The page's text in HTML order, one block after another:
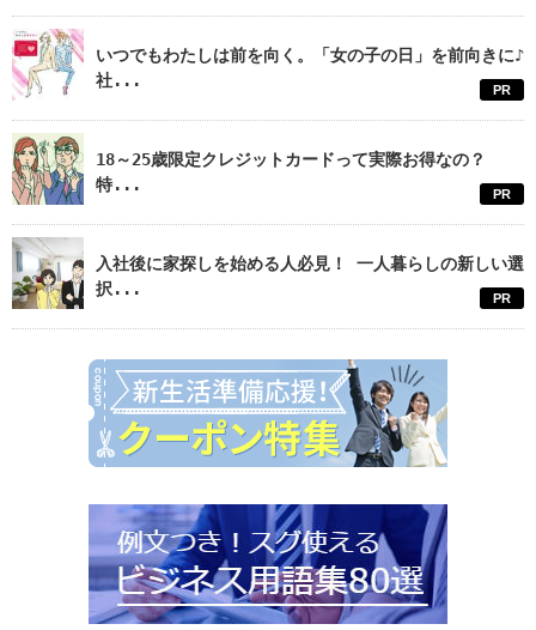
いつでもわたしは前を向く。「女の子の日」を前向きに♪
社...
PR
18～25歳限定クレジットカードって実際お得なの？
特...
PR
入社後に家探しを始める人必見！ 一人暮らしの新しい選
択...
PR